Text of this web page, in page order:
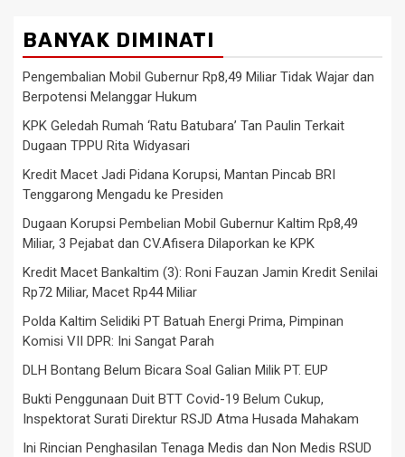
BANYAK DIMINATI
Pengembalian Mobil Gubernur Rp8,49 Miliar Tidak Wajar dan
Berpotensi Melanggar Hukum
KPK Geledah Rumah ‘Ratu Batubara’ Tan Paulin Terkait
Dugaan TPPU Rita Widyasari
Kredit Macet Jadi Pidana Korupsi, Mantan Pincab BRI
Tenggarong Mengadu ke Presiden
Dugaan Korupsi Pembelian Mobil Gubernur Kaltim Rp8,49
Miliar, 3 Pejabat dan CV.Afisera Dilaporkan ke KPK
Kredit Macet Bankaltim (3): Roni Fauzan Jamin Kredit Senilai
Rp72 Miliar, Macet Rp44 Miliar
Polda Kaltim Selidiki PT Batuah Energi Prima, Pimpinan
Komisi VII DPR: Ini Sangat Parah
DLH Bontang Belum Bicara Soal Galian Milik PT. EUP
Bukti Penggunaan Duit BTT Covid-19 Belum Cukup,
Inspektorat Surati Direktur RSJD Atma Husada Mahakam
Ini Rincian Penghasilan Tenaga Medis dan Non Medis RSUD